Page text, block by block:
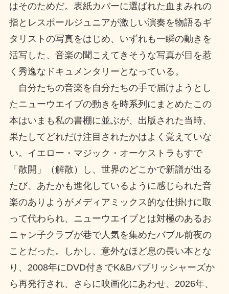
はそのためだ。表紙カバーに選ばれた血まみれの
指とレスポールジュニアが激しい演奏を物語るギ
タリストの写真をはじめ、いずれも一瞬の動きを
活写した、音楽の聞こえてきそうな写真が目を惹
く秀逸なドキュメンタリーとなっている。
自分たちの音楽を自分たちの手で届けようとし
たニューウエイブの動きを時系列にまとめたこの
本はいまも私の書棚に並ぶが、出版された当時、
果たしてどれだけ注目されたかはよく覚えていな
い。イエロー・マジック・オーケストラもすで
「散開」（解散）し、世界のどこかで新譜が出る
たび、あたかも進化しているように感じられた音
楽のありようがメディアミックス的な仕掛けに取
って代わられ、ニューウエイブとは対極のあるお
ニャン子クラブが巷で人気を集めたバブル前夜の
ことだった。しかし、意外なほど息の長い本とな
り、2008年にDVD付きでK&Bパブリッシャーズか
ら再発行され、さらに映画化にあわせ、2026年、